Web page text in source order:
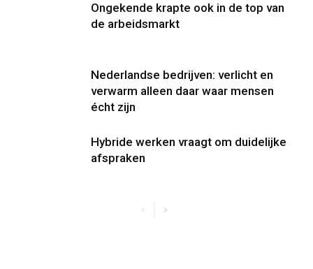
Ongekende krapte ook in de top van
de arbeidsmarkt
Nederlandse bedrijven: verlicht en
verwarm alleen daar waar mensen
écht zijn
Hybride werken vraagt om duidelijke
afspraken